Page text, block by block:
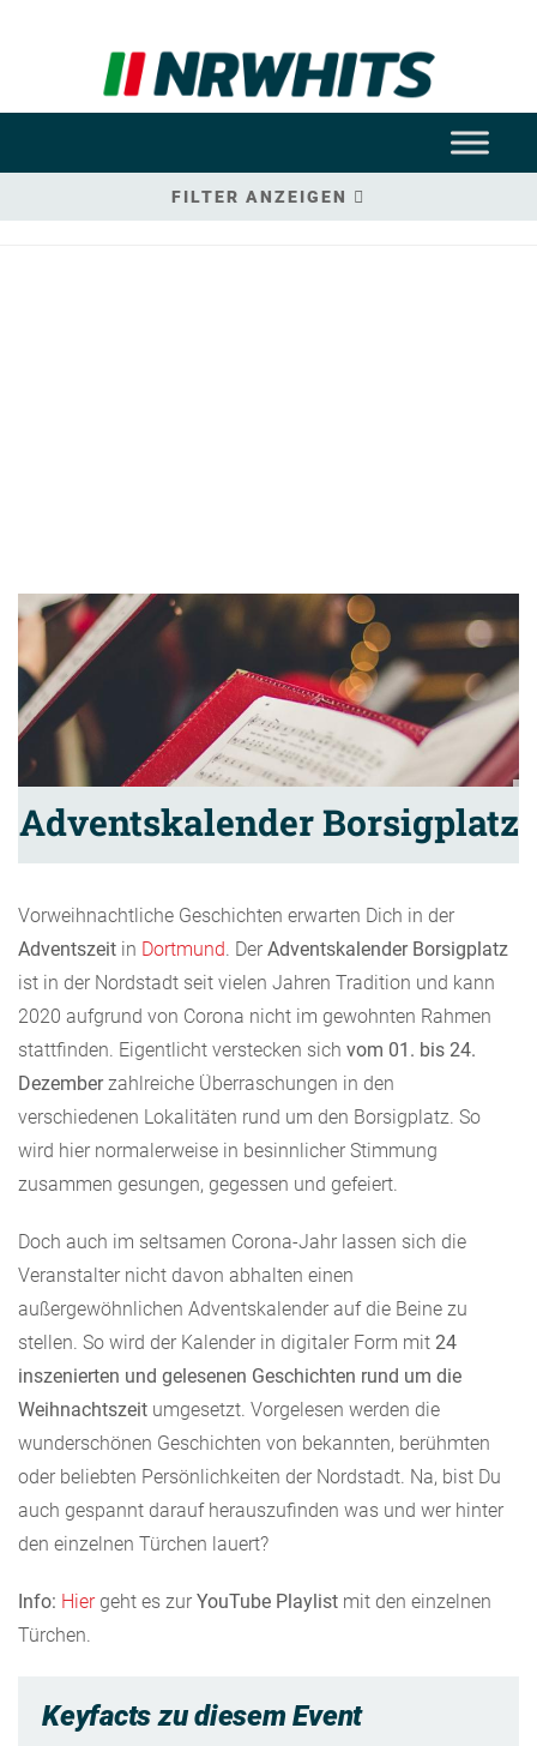
FILTER ANZEIGEN
Adventskalender Borsigplatz
Vorweihnachtliche Geschichten erwarten Dich in der
Adventszeit in Dortmund . Der Adventskalender Borsigplatz
ist in der Nordstadt seit vielen Jahren Tradition und kann
2020 aufgrund von Corona nicht im gewohnten Rahmen
stattfinden. Eigentlicht verstecken sich vom 01. bis 24.
Dezemberzahlreiche Überraschungen in den
verschiedenen Lokalitäten rund um den Borsigplatz. So
wird hier normalerweise in besinnlicher Stimmung
zusammen gesungen, gegessen und gefeiert.
Doch auch im seltsamen Corona-Jahr lassen sich die
Veranstalter nicht davon abhalten einen
außergewöhnlichen Adventskalender auf die Beine zu
stellen. So wird der Kalender in digitaler Form mit 24
inszenierten und gelesenen Geschichten rund um die
Weihnachtszeit umgesetzt. Vorgelesen werden die
wunderschönen Geschichten von bekannten, berühmten
oder beliebten Persönlichkeiten der Nordstadt. Na, bist Du
auch gespannt darauf herauszufinden was und wer hinter
den einzelnen Türchen lauert?
Info: Hiergeht es zur YouTube Playlist mit den einzelnen
Türchen.
Keyfacts zu diesem Event